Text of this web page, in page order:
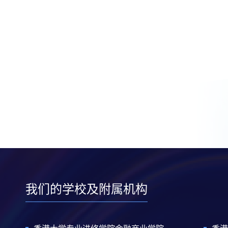
我们的学校及附属机构